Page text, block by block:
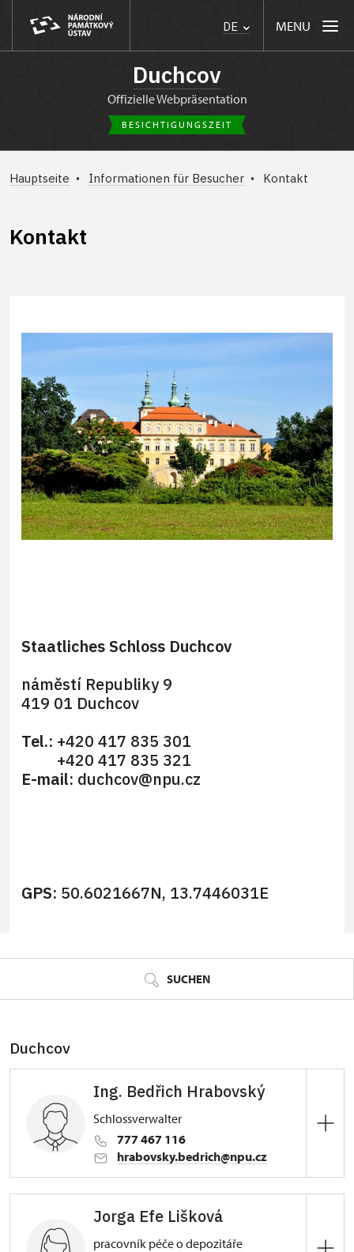
DE MENU
Duchcov
Offizielle Webpräsentation
BESICHTIGUNGSZEIT
Hauptseite Informationen für Besucher Kontakt
Kontakt
Staatliches Schloss Duchcov
náměstí Republiky 9
419 01 Duchcov
Tel.: +420 417 835 301
+420 417 835 321
E-mail: duchcov@npu.cz
GPS: 50.6021667N, 13.7446031E
SUCHEN
Duchcov
Ing. Bedřich Hrabovský
Schlossverwalter
777 467 116
hrabovsky.bedrich@npu.cz
nám. Republiky 202/9, Duchcov
Jorga Efe Lišková
pracovník péče o depozitáře